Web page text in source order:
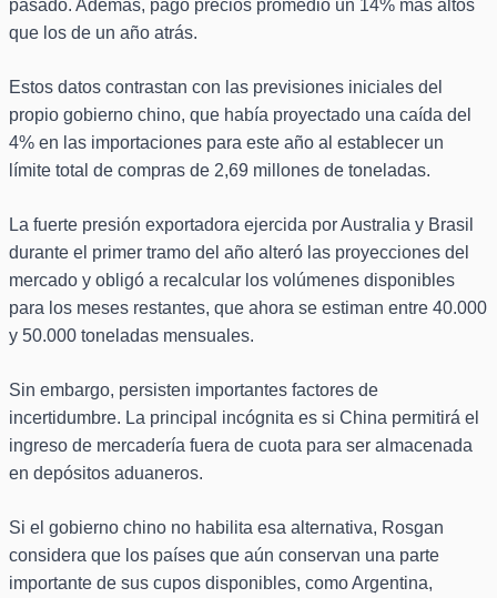
pasado. Además, pagó precios promedio un 14% más altos
que los de un año atrás.
Estos datos contrastan con las previsiones iniciales del
propio gobierno chino, que había proyectado una caída del
4% en las importaciones para este año al establecer un
límite total de compras de 2,69 millones de toneladas.
La fuerte presión exportadora ejercida por Australia y Brasil
durante el primer tramo del año alteró las proyecciones del
mercado y obligó a recalcular los volúmenes disponibles
para los meses restantes, que ahora se estiman entre 40.000
y 50.000 toneladas mensuales.
Sin embargo, persisten importantes factores de
incertidumbre. La principal incógnita es si China permitirá el
ingreso de mercadería fuera de cuota para ser almacenada
en depósitos aduaneros.
Si el gobierno chino no habilita esa alternativa, Rosgan
considera que los países que aún conservan una parte
importante de sus cupos disponibles, como Argentina,